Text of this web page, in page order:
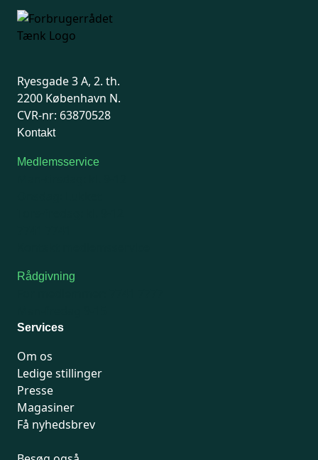
Ryesgade 3 A, 2. th.
2200 København N.
CVR-nr: 63870528
Kontakt
Medlemsservice
Rådgivning
Services
Om os
Ledige stillinger
Presse
Magasiner
Få nyhedsbrev